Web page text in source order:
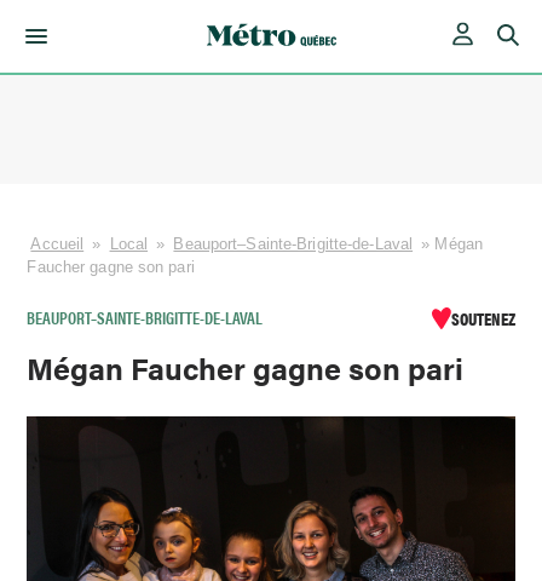
Accueil » Local » Beauport–Sainte-Brigitte-de-Laval » Mégan
Faucher gagne son pari
BEAUPORT–SAINTE-BRIGITTE-DE-LAVAL SOUTENEZ
Mégan Faucher gagne son pari